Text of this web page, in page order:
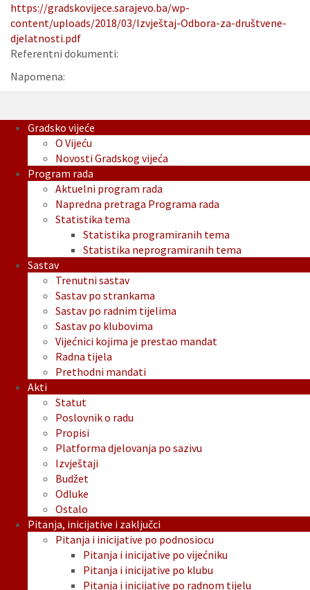
https://gradskovijece.sarajevo.ba/wp-
content/uploads/2018/03/Izvještaj-Odbora-za-društvene-
djelatnosti.pdf
Referentni dokumenti:
Napomena:
Gradsko vijeće
O Vijeću
Novosti Gradskog vijeća
Program rada
Aktuelni program rada
Napredna pretraga Programa rada
Statistika tema
Statistika programiranih tema
Statistika neprogramiranih tema
Sastav
Trenutni sastav
Sastav po strankama
Sastav po radnim tijelima
Sastav po klubovima
Vijećnici kojima je prestao mandat
Radna tijela
Prethodni mandati
Akti
Statut
Poslovnik o radu
Propisi
Platforma djelovanja po sazivu
Izvještaji
Budžet
Odluke
Ostalo
Pitanja, inicijative i zaključci
Pitanja i inicijative po podnosiocu
Pitanja i inicijative po vijećniku
Pitanja i inicijative po klubu
Pitanja i inicijative po radnom tijelu